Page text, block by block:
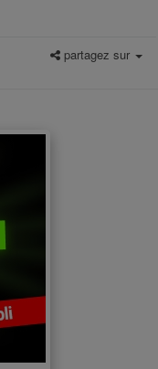
partagez sur